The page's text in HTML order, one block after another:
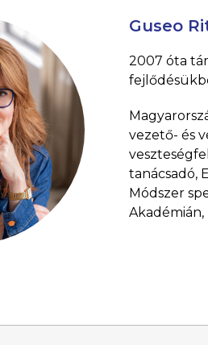
Guseo
2007 óta
vezető- és
tanácsadó,
Módszer